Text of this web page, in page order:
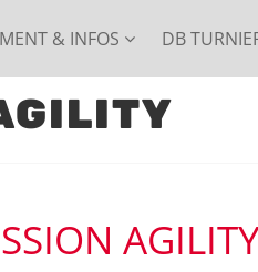
& INFOS DB